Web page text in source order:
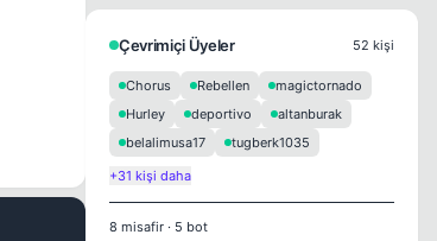
Çevrimiçi Üyeler 52 kişi
Chorus Rebellen
magictornado
Hurley
deportivo
altanburak
belalimusa17
tugberk1035
+31 kişi daha
8 misafir · 5 bot